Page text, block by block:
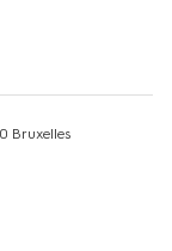
Bruxelles